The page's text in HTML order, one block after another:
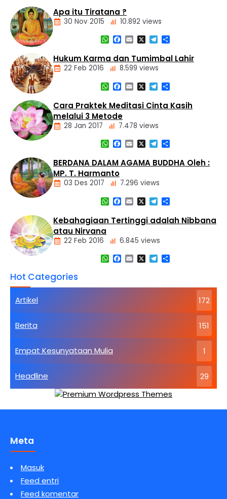
Tempat
Buddhis
Berita
Daerah
Nasional
Panti
Asuhan
Dasar
Agama
Buddha
Tiga
Mustika
Apa itu Tiratana ?
30 Nov 2015 10.892 views
WhatsApp
Facebook
Email
X Telegram
Share
Artikel
Dasar
Agama
Buddha
Hukum
dan
Tumimbal-
lahir
Hukum Karma dan Tumimbal Lahir
22 Feb 2016 8.599 views
WhatsApp
Facebook
Email
X Telegram
Share
Meditasi
Cara Praktek Meditasi Cinta Kasih
melalui 3 Metode
28 Jan 2017 7.478 views
WhatsApp
Facebook
Email
X Telegram
Share
BERDANA DALAM AGAMA BUDDHA Oleh :
MP. T. Harmanto
03 Des 2017 7.296 views
WhatsApp
Facebook
Email
X Telegram
Share
Dasar
Kebahagiaan
Kebahagiaan Tertinggi adalah Nibbana
atau Nirvana
22 Feb 2016 6.845 views
WhatsApp
Facebook
Email
X Telegram
Share
Hot Categories
Artikel 172
Berita 151
Empat Kesunyataan Mulia 1
Headline 29
Meta
Masuk
Feed entri
Feed komentar